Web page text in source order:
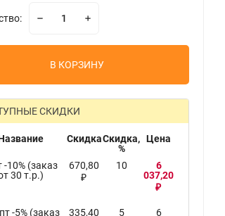
В КОРЗИНУ
СКИДКИ
СкидкаСкидка,
%
Цена
-10% (заказ
30 т.р.)
670,80
₽
10
6
037,20
₽
-5% (заказ 335,40 5 6